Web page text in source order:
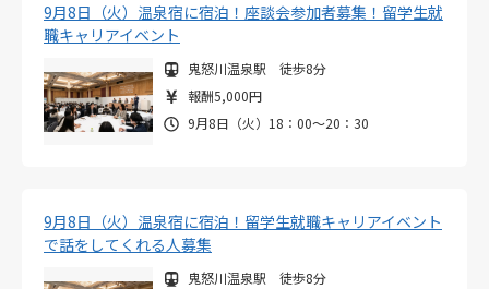
9月8日（火）温泉宿に宿泊！座談会参加者募集！留学生就
職キャリアイベント
鬼怒川温泉駅 徒歩8分
報酬5,000円
9月8日（火）18：00～20：30
9月8日（火）温泉宿に宿泊！留学生就職キャリアイベント
で話をしてくれる人募集
鬼怒川温泉駅 徒歩8分